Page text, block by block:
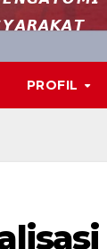
PROFIL